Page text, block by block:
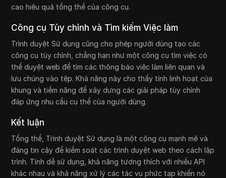
cao hiệu quả tổng thể của công cụ.
Công cụ Tùy chỉnh và Tìm kiếm Việc làm
Trình duyệt Sử dụng cũng cho phép người dùng tạo các
công cụ tùy chỉnh, chẳng hạn như một công cụ tìm việc có
thể duyệt web để tìm các thông báo việc làm liên quan và
lưu chúng vào tệp. Khả năng này cho thấy tính linh hoạt của
khung và tiềm năng để xây dựng các giải pháp tùy chỉnh
đáp ứng nhu cầu cụ thể của người dùng.
Kết luận
Tổng thể, Trình duyệt Sử dụng là một công cụ mạnh mẽ và
đáng tin cậy để kiểm soát các trình duyệt web theo cách lập
trình. Tính dễ sử dụng, khả năng tương thích với nhiều API
khác nhau và khả năng xử lý các tác vụ phức tạp khiến nó